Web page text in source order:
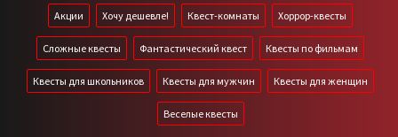
Акции Хочу дешевле! Квест-комнаты Хоррор-квесты
Сложные квесты Фантастический квест Квесты по фильмам
Квесты для школьников Квесты для мужчин Квесты для женщин
Веселые квесты